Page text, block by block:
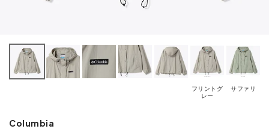
フリントグ
レー
サファリ
Columbia